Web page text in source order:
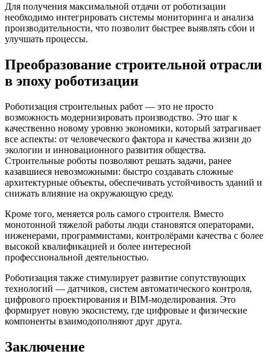
Для получения максимальной отдачи от роботизации
необходимо интегрировать системы мониторинга и анализа
производительности, что позволит быстрее выявлять сбои и
улучшать процессы.
Преобразование строительной отрасли
в эпоху роботизации
Роботизация строительных работ — это не просто
возможность модернизировать производство. Это шаг к
качественно новому уровню экономики, который затрагивает
все аспекты: от человеческого фактора и качества жизни до
экологии и инновационного развития общества.
Строительные роботы позволяют решать задачи, ранее
казавшиеся невозможными: быстро создавать сложные
архитектурные объекты, обеспечивать устойчивость зданий и
снижать влияние на окружающую среду.
Кроме того, меняется роль самого строителя. Вместо
монотонной тяжелой работы люди становятся операторами,
инженерами, программистами, контролёрами качества с более
высокой квалификацией и более интересной
профессиональной деятельностью.
Роботизация также стимулирует развитие сопутствующих
технологий — датчиков, систем автоматического контроля,
цифрового проектирования и BIM-моделирования. Это
формирует новую экосистему, где цифровые и физические
компоненты взаимодополняют друг друга.
Заключение